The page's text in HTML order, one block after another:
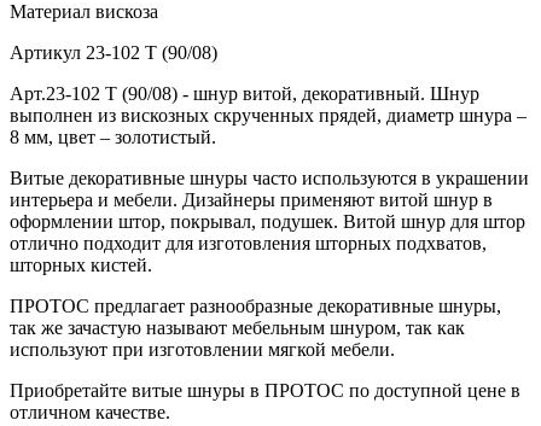
Материал вискоза
Артикул 23-102 T (90/08)
Арт.23-102 T (90/08) - шнур витой, декоративный. Шнур
выполнен из вискозных скрученных прядей, диаметр шнура –
8 мм, цвет – золотистый.
Витые декоративные шнуры часто используются в украшении
интерьера и мебели. Дизайнеры применяют витой шнур в
оформлении штор, покрывал, подушек. Витой шнур для штор
отлично подходит для изготовления шторных подхватов,
шторных кистей.
ПРОТОС предлагает разнообразные декоративные шнуры,
так же зачастую называют мебельным шнуром, так как
используют при изготовлении мягкой мебели.
Приобретайте витые шнуры в ПРОТОС по доступной цене в
отличном качестве.